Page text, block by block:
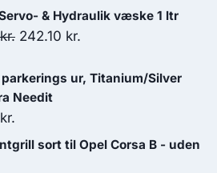
& Hydraulik væske 1 ltr
kr. Den
pris
var:
242.10 kr.
pris
parkerings ur, Titanium/Silver
Needit
kr.
sort til Opel Corsa B - uden